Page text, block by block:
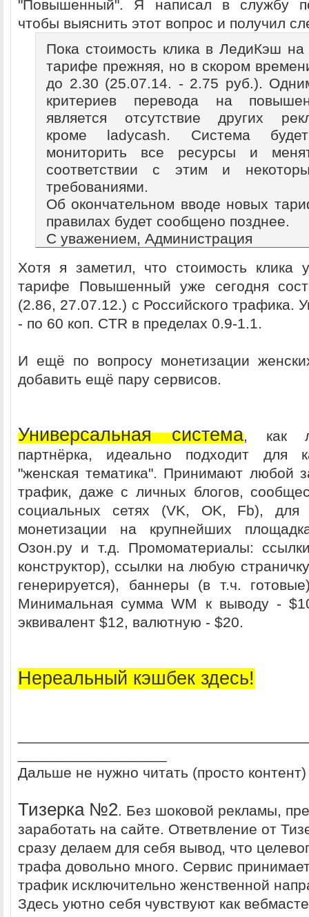
"Повышенный". Я написал в службу
чтобы выяснить этот вопрос и получил
Пока стоимость клика в ЛедиКэш
тарифе прежняя, но в скором
до 2.30 (25.07.14. - 2.75 руб.).
критериев перевода на
является отсутствие других
кроме ladycash. Система
мониторить все ресурсы и
соответствии с этим и
требованиями.
Об окончательном вводе новых
правилах будет сообщено позднее.
С уважением, Администрация
Хотя я заметил, что стоимость клика
тарифе Повышенный уже сегодня
(2.86, 27.07.12.) с Российского трафика.
- по 60 коп. CTR в пределах 0.9-1.1.
И ещё по вопросу монетизации
добавить ещё пару сервисов.
Универсальная система, как
партнёрка, идеально подходит для
"женская тематика". Принимают любой
трафик, даже с личных блогов,
социальных сетях (VK, OK, Fb), для
монетизации на крупнейших
Озон.ру и т.д. Промоматериалы:
конструктор), ссылки на любую
генерируется), баннеры (в т.ч.
Минимальная сумма WM к выводу -
эквивалент $12, валютную - $20.
Нереальный кэшбек здесь!
Дальше не нужно читать (просто контент)
Тизepка №2. Без шоковой рекламы,
заработать на сайте. Ответвление от
сразу делаем для себя вывод, что
трафа довольно много. Сервис
трафик исключительно женственной
Здесь уютно себя чувствуют как